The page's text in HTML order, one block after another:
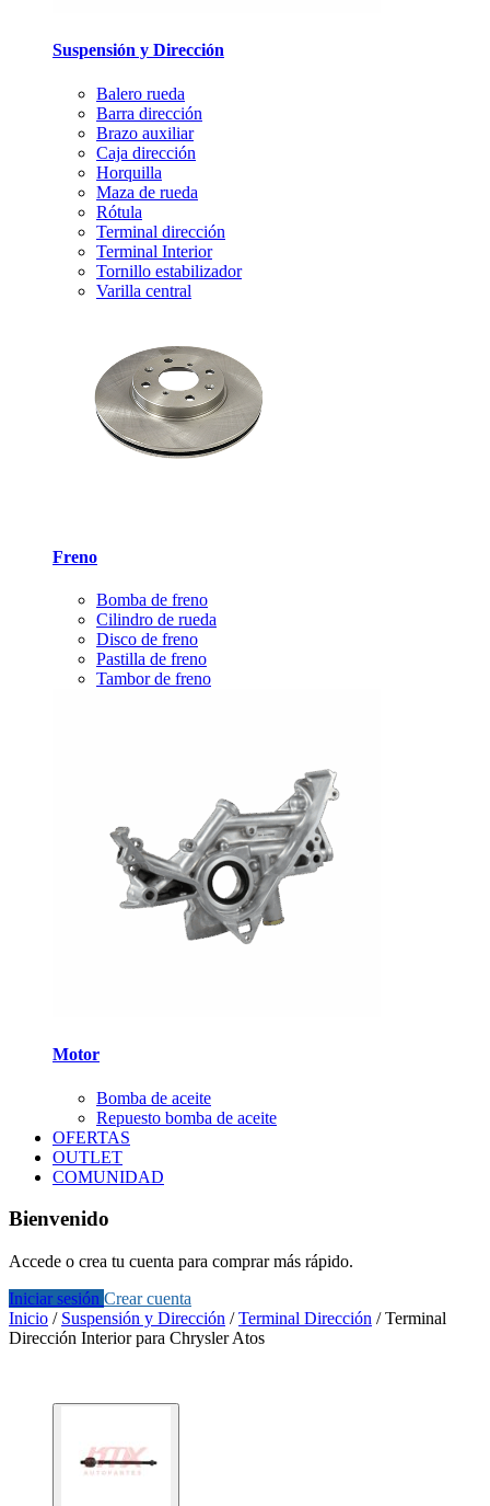
Suspensión y Dirección
Balero rueda
Barra dirección
Brazo auxiliar
Caja dirección
Horquilla
Maza de rueda
Rótula
Terminal dirección
Terminal Interior
Tornillo estabilizador
Varilla central
Freno
Bomba de freno
Cilindro de rueda
Disco de freno
Pastilla de freno
Tambor de freno
Motor
Bomba de aceite
Repuesto bomba de aceite
OFERTAS
OUTLET
COMUNIDAD
Bienvenido
Accede o crea tu cuenta para comprar más rápido.
Iniciar sesión Crear cuenta
Inicio / Suspensión y Dirección /Terminal Dirección /Terminal
Dirección Interior para Chrysler Atos